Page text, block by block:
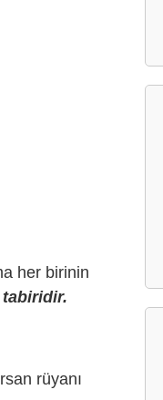
her birinin
tabiridir.
rüyanı